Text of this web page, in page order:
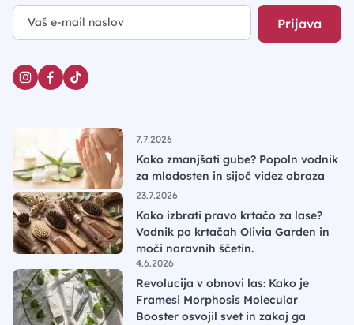
Prijava
7.7.2026
Kako zmanjšati gube? Popoln vodnik
za mladosten in sijoč videz obraza
23.7.2026
Kako izbrati pravo krtačo za lase?
Vodnik po krtačah Olivia Garden in
moči naravnih ščetin.
4.6.2026
Revolucija v obnovi las: Kako je
Framesi Morphosis Molecular
Booster osvojil svet in zakaj ga